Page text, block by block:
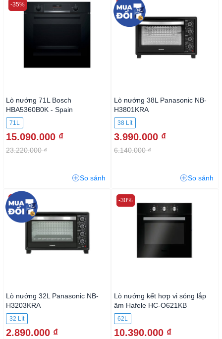
Lò nướng 71L Bosch
HBA5360B0K - Spain
71L
15.090.000 ₫
23.220.000 ₫
-35%
So sánh
Lò nướng 38L Panasonic NB-
H3801KRA
38 Lít
3.990.000 ₫
6.140.000 ₫
-35%
So sánh
Lò nướng 32L Panasonic NB-
H3203KRA
32 Lít
2.890.000 ₫
-50%
Lò nướng kết hợp vi sóng lắp
âm Hafele HC-O621KB
(535.62.571) 62 lít
62L
10.390.000 ₫
-30%